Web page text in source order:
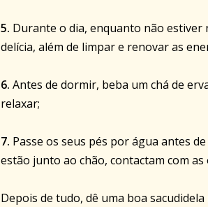
5. Durante o dia, enquanto não estiver
delícia, além de limpar e renovar as
6. Antes de dormir, beba um chá de
relaxar;
7. Passe os seus pés por água antes
estão junto ao chão, contactam com
Depois de tudo, dê uma boa